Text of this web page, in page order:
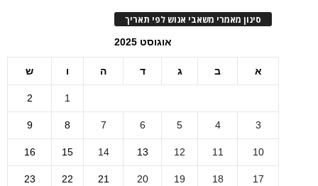
סינון מאמרי משאבי אנוש לפי תאריך
אוגוסט 2025
א ב ג ד ה ו ש
1
2
3
4
5
6
7
8
9
10
11
12
13
14
15
16
17
18
19
20
21
22
23